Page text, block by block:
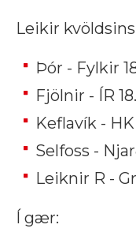
Leikir
Þór - Fylkir
Fjölnir - ÍR
Keflavík - HK
Selfoss -
Leiknir R -
Í gær: